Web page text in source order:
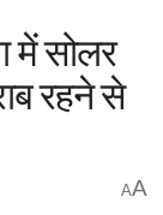
में सोलर
रहने से
AA